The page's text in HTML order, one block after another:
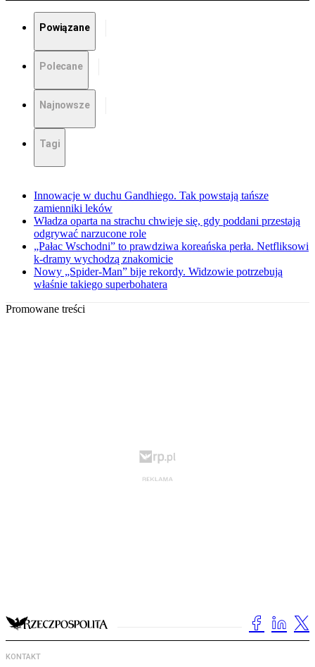
Powiązane
Polecane
Najnowsze
Tagi
Innowacje w duchu Gandhiego. Tak powstają tańsze
zamienniki leków
Władza oparta na strachu chwieje się, gdy poddani przestają
odgrywać narzucone role
„Pałac Wschodni” to prawdziwa koreańska perła. Netfliksowi
k-dramy wychodzą znakomicie
Nowy „Spider-Man” bije rekordy. Widzowie potrzebują
właśnie takiego superbohatera
Promowane treści
KONTAKT